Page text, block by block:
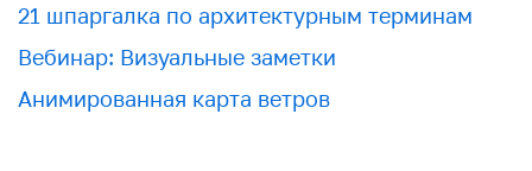
21 шпаргалка по архитектурным терминам
Вебинар: Визуальные заметки
Анимированная карта ветров